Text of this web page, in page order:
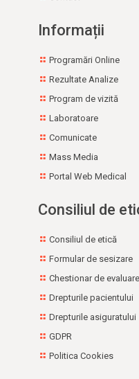
populație
Adrese utile
Informații
Programări Online
Rezultate Analize
Program de vizită
Laboratoare
Comunicate
Mass Media
Portal Web Medical
Consiliul de
Consiliul de etică
Formular de sesizare
Chestionar de evaluare
Drepturile pacientului
Drepturile asiguratului
GDPR
Politica Cookies